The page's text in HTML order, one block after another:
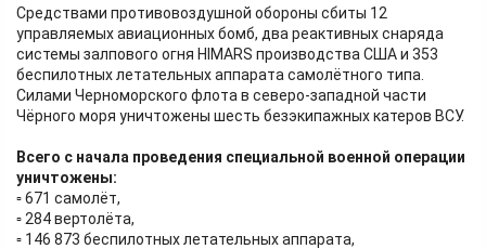
Средствами противовоздушной обороны сбиты 12
управляемых авиационных бомб, два реактивных снаряда
системы залпового огня HIMARS производства США и 353
беспилотных летательных аппарата самолётного типа.
Силами Черноморского флота в северо-западной части
Чёрного моря уничтожены шесть безэкипажных катеров ВСУ.
Всего с начала проведения специальной военной операции
уничтожены:
▫ 671 самолёт,
▫ 284 вертолёта,
▫ 146 873 беспилотных летательных аппарата,